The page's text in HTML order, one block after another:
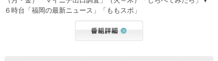
６時台「福岡の最新ニュース」「ももスポ」